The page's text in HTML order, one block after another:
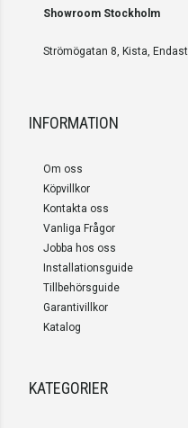
Showroom Stockholm
Strömögatan 8, Kista,
INFORMATION
Om oss
Köpvillkor
Kontakta oss
Vanliga Frågor
Jobba hos oss
Installationsguide
Tillbehörsguide
Garantivillkor
Katalog
KATEGORIER